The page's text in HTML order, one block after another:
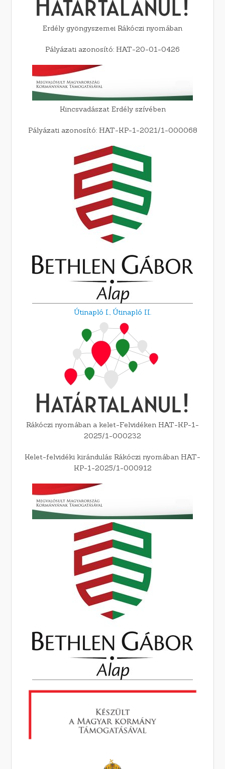
Erdély gyöngyszemei Rákóczi nyomában
Pályázati azonosító: HAT-20-01-0426
Kincsvadászat Erdély szívében
Pályázati azonosító: HAT-KP-1-2021/1-000068
Útinapló I., Útinapló II.
Rákóczi nyomában a kelet-Felvidéken HAT-KP-1-
2025/1-000232
Kelet-felvidéki kirándulás Rákóczi nyomában HAT-
KP-1-2025/1-000912